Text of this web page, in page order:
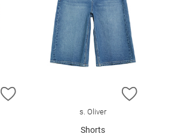
ZUR WUNSCHLISTE HINZUFÜGEN
ZUR
s. Oliver
Shorts